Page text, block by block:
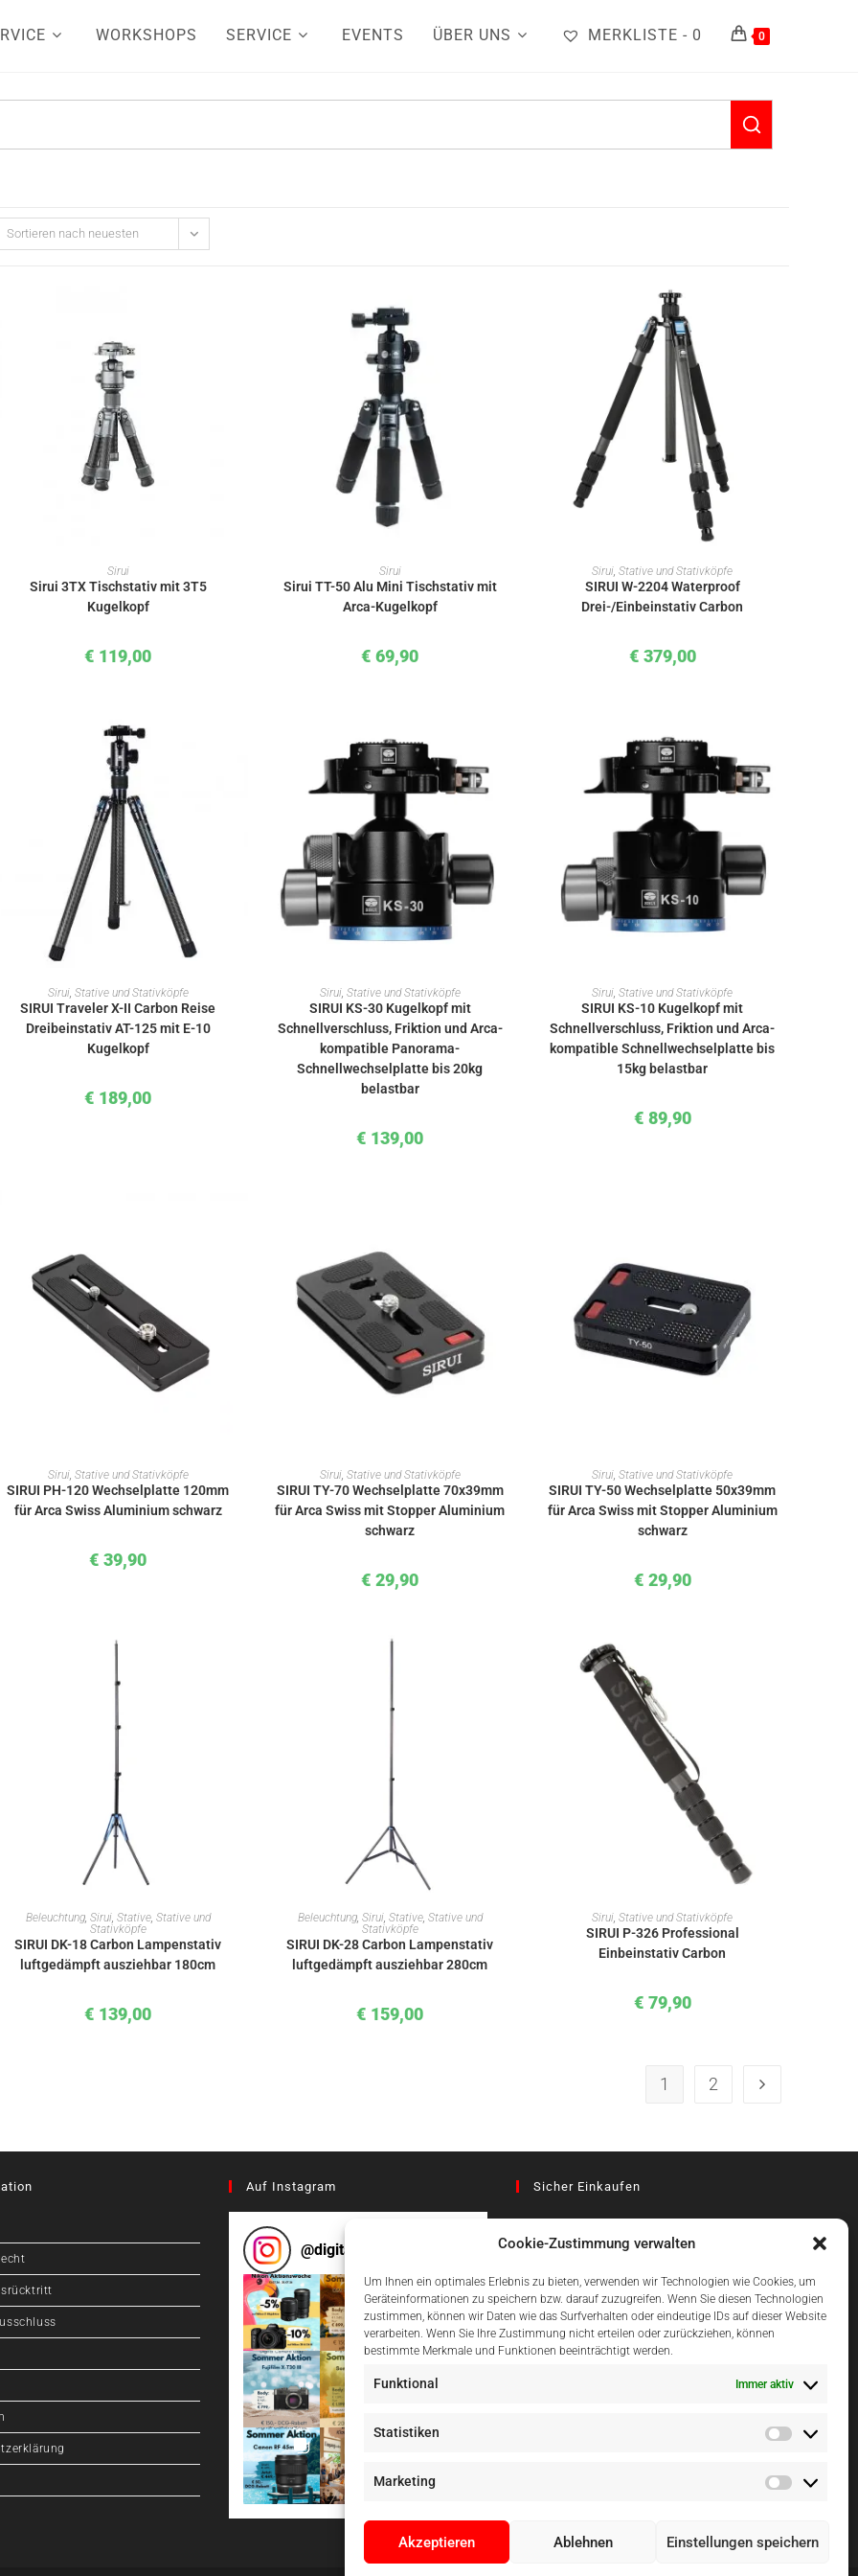
Cookie-Zustimmung verwalten
Um Ihnen ein optimales Erlebnis zu bieten, verwenden wir Technologien wie Cookies, um
Geräteinformationen zu speichern bzw. darauf zuzugreifen. Wenn Sie diesen Technologien
zustimmen, können wir Daten wie das Surfverhalten oder eindeutige IDs auf dieser Website
verarbeiten. Wenn Sie Ihre Zustimmung nicht erteilen oder zurückziehen, können
bestimmte Merkmale und Funktionen beeinträchtigt werden.
Funktional Immer aktiv
Statistiken
Marketing
Akzeptieren Ablehnen Einstellungen speichern
WORKSHOPS SERVICE EVENTS ÜBER UNS MERKLISTE - 0 0
Sortieren nach neuesten
IN DEN WARENKORB
Sirui
Sirui 3TX Tischstativ mit 3T5
Kugelkopf
€ 119,00
IN DEN WARENKORB
Sirui
Sirui TT-50 Alu Mini Tischstativ mit
Arca-Kugelkopf
€ 69,90
IN DEN WARENKORB
Sirui ,Stative und Stativköpfe
SIRUI W-2204 Waterproof
Drei-/Einbeinstativ Carbon
€ 379,00
IN DEN WARENKORB
Sirui, Stative und Stativköpfe
SIRUI Traveler X-II Carbon Reise
Dreibeinstativ AT-125 mit E-10
Kugelkopf
€ 189,00
IN DEN WARENKORB
Sirui, Stative und Stativköpfe
SIRUI KS-30 Kugelkopf mit
Schnellverschluss, Friktion und Arca-
kompatible Panorama-
Schnellwechselplatte bis 20kg
belastbar
€ 139,00
IN DEN WARENKORB
Sirui,Stative und Stativköpfe
SIRUI KS-10 Kugelkopf mit
Schnellverschluss, Friktion und Arca-
kompatible Schnellwechselplatte bis
15kg belastbar
€ 89,90
IN DEN WARENKORB
Sirui, Stative und Stativköpfe
SIRUI PH-120 Wechselplatte 120mm
für Arca Swiss Aluminium schwarz
€ 39,90
IN DEN WARENKORB
Sirui, Stative und Stativköpfe
SIRUI TY-70 Wechselplatte 70x39mm
für Arca Swiss mit Stopper Aluminium
schwarz
€ 29,90
IN DEN WARENKORB
Sirui,Stative und Stativköpfe
SIRUI TY-50 Wechselplatte 50x39mm
für Arca Swiss mit Stopper Aluminium
schwarz
€ 29,90
IN DEN WARENKORB
Beleuchtung, Sirui, Stative, Stative und
Stativköpfe
SIRUI DK-18 Carbon Lampenstativ
luftgedämpft ausziehbar 180cm
€ 139,00
IN DEN WARENKORB
Beleuchtung, Sirui, Stative, Stative und
Stativköpfe
SIRUI DK-28 Carbon Lampenstativ
luftgedämpft ausziehbar 280cm
€ 159,00
IN DEN WARENKORB
Sirui ,Stative und Stativköpfe
SIRUI P-326 Professional
Einbeinstativ Carbon
€ 79,90
1 2
Auf Instagram
@digitalcameragraz
Sicher Einkaufen
Einfach Online Bezahlen